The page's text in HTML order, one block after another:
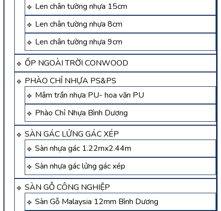
Len chân tường nhựa 15cm
Len chân tường nhựa 8cm
Len chân tường nhựa 9cm
ỐP NGOÀI TRỜI CONWOOD
PHÀO CHỈ NHỰA PS&PS
Mâm trần nhựa PU- hoa văn PU
Phào Chỉ Nhựa Bình Dương
SÀN GÁC LỬNG GÁC XÉP
Sàn nhựa gác 1.22mx2.44m
Sàn nhựa gác lửng gác xép
SÀN GỖ CÔNG NGHIỆP
Sàn Gỗ Malaysia 12mm Bình Dương